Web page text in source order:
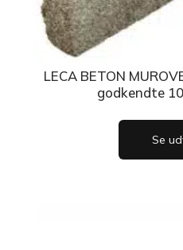
LECA BETON
godkendte
Se